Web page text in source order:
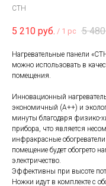
СТН
5 210 руб. / 1 pc 5 480
Нагревательные панели
можно использовать в
помещения.
Инновационный
экономичный (А++) и
минуты благодаря физико-
прибора, что является
инфракрасные
помещение будет обогрето
электричество.
Эффективны при высоте
Ножки идут в комплекте с